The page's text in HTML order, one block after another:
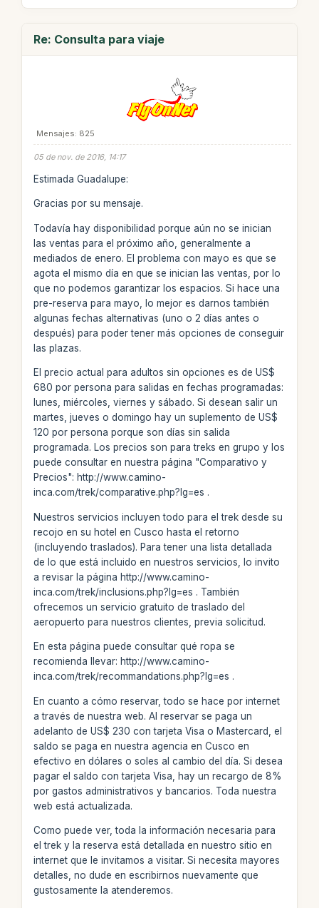
Re: Consulta para viaje
Mensajes: 825
05 de nov. de 2016, 14:17
Estimada Guadalupe:
Gracias por su mensaje.
Todavía hay disponibilidad porque aún no se inician
las ventas para el próximo año, generalmente a
mediados de enero. El problema con mayo es que se
agota el mismo día en que se inician las ventas, por lo
que no podemos garantizar los espacios. Si hace una
pre-reserva para mayo, lo mejor es darnos también
algunas fechas alternativas (uno o 2 días antes o
después) para poder tener más opciones de conseguir
las plazas.
El precio actual para adultos sin opciones es de US$
680 por persona para salidas en fechas programadas:
lunes, miércoles, viernes y sábado. Si desean salir un
martes, jueves o domingo hay un suplemento de US$
120 por persona porque son días sin salida
programada. Los precios son para treks en grupo y los
puede consultar en nuestra página "Comparativo y
Precios": http://www.camino-
inca.com/trek/comparative.php?lg=es .
Nuestros servicios incluyen todo para el trek desde su
recojo en su hotel en Cusco hasta el retorno
(incluyendo traslados). Para tener una lista detallada
de lo que está incluido en nuestros servicios, lo invito
a revisar la página http://www.camino-
inca.com/trek/inclusions.php?lg=es . También
ofrecemos un servicio gratuito de traslado del
aeropuerto para nuestros clientes, previa solicitud.
En esta página puede consultar qué ropa se
recomienda llevar: http://www.camino-
inca.com/trek/recommandations.php?lg=es .
En cuanto a cómo reservar, todo se hace por internet
a través de nuestra web. Al reservar se paga un
adelanto de US$ 230 con tarjeta Visa o Mastercard, el
saldo se paga en nuestra agencia en Cusco en
efectivo en dólares o soles al cambio del día. Si desea
pagar el saldo con tarjeta Visa, hay un recargo de 8%
por gastos administrativos y bancarios. Toda nuestra
web está actualizada.
Como puede ver, toda la información necesaria para
el trek y la reserva está detallada en nuestro sitio en
internet que le invitamos a visitar. Si necesita mayores
detalles, no dude en escribirnos nuevamente que
gustosamente la atenderemos.